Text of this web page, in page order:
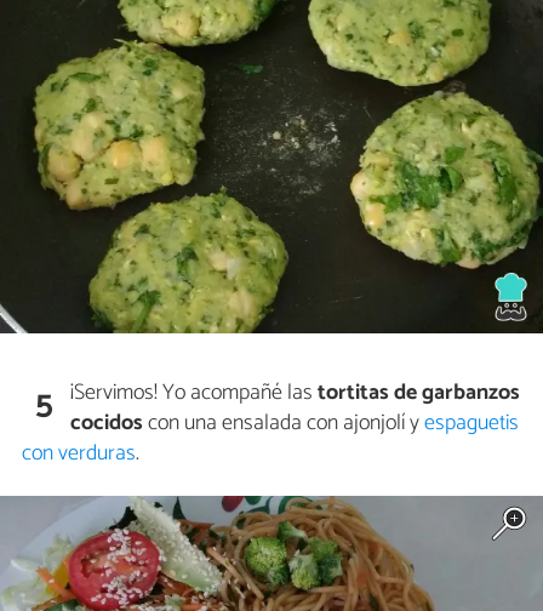
5 ¡Servimos! Yo acompañé lastortitas de garbanzos
cocidoscon una ensalada con ajonjolí yespaguetis
con verduras.